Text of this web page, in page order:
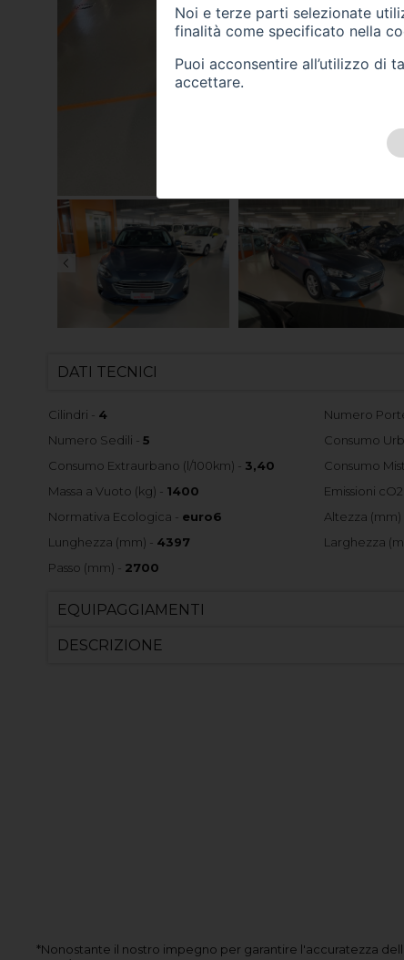
DATI TECNICI
Cilindri - 4 Numero
Numero Sedili - 5 Consumo
Consumo Extraurbano (l/100km) - 3,40 Consumo
Massa a Vuoto (kg) - 1400 Emissioni
Normativa Ecologica - euro6 Altezza (mm)
Lunghezza (mm) - 4397 Larghezza
Passo (mm) - 2700
EQUIPAGGIAMENTI
DESCRIZIONE
*Nonostante il nostro impegno per garantire l'accuratezza
Noi e terze parti selezionate
finalità come specificato nella
Puoi acconsentire all’utilizzo di
accettare.